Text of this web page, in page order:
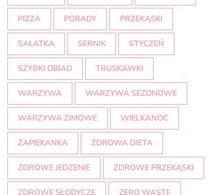
PIZZA PORADY PRZEKĄSKI
SAŁATKA SERNIK STYCZEŃ
SZYBKI OBIAD TRUSKAWKI
WARZYWA WARZYWA SEZONOWE
WARZYWA ZIMOWE WIELKANOC
ZAPIEKANKA ZDROWA DIETA
ZDROWE JEDZENIE ZDROWE PRZEKĄSKI
ZDROWE SŁODYCZE ZERO WASTE